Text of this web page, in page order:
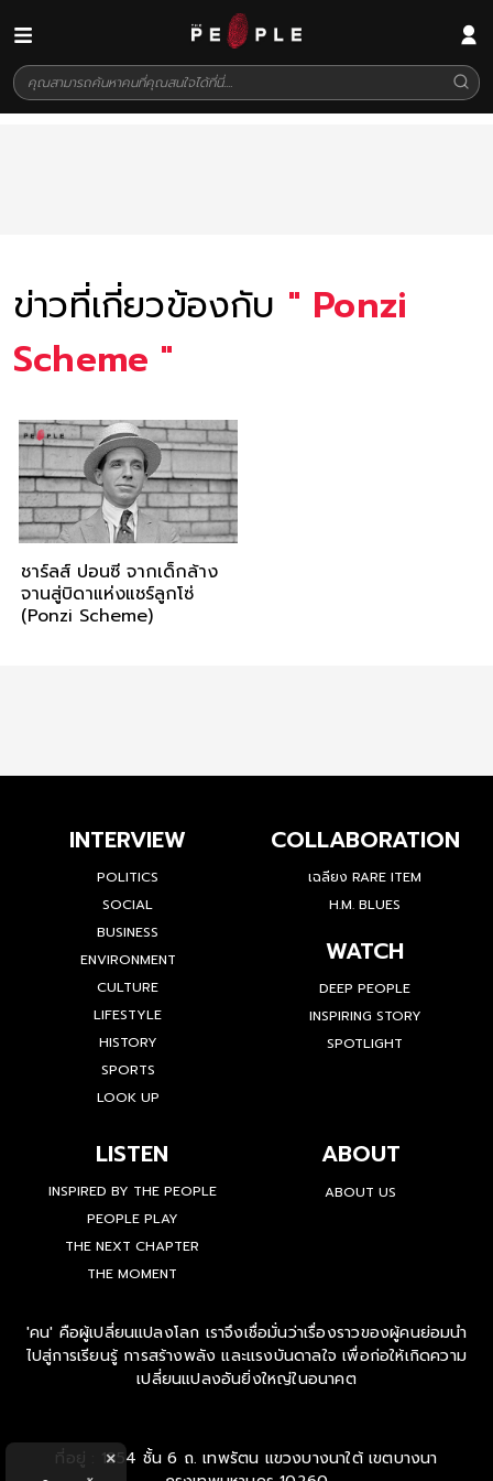
ข่าวที่เกี่ยวข้องกับ " Ponzi
Scheme "
ชาร์ลส์ ปอนซี จากเด็กล้าง
จานสู่บิดาแห่งแชร์ลูกโซ่
(Ponzi Scheme)
INTERVIEW
POLITICS
SOCIAL
BUSINESS
ENVIRONMENT
CULTURE
LIFESTYLE
HISTORY
SPORTS
LOOK UP
COLLABORATION
เฉลียง RARE ITEM
H.M. BLUES
WATCH
DEEP PEOPLE
INSPIRING STORY
SPOTLIGHT
LISTEN
INSPIRED BY THE PEOPLE
PEOPLE PLAY
THE NEXT CHAPTER
THE MOMENT
ABOUT
ABOUT US
'คน' คือผู้เปลี่ยนแปลงโลก เราจึงเชื่อมั่นว่าเรื่องราวของผู้คนย่อมนำ
ไปสู่การเรียนรู้ การสร้างพลัง และแรงบันดาลใจ เพื่อก่อให้เกิดความ
เปลี่ยนแปลงอันยิ่งใหญ่ในอนาคต
ที่อยู่ : 1854 ชั้น 6 ถ. เทพรัตน แขวงบางนาใต้ เขตบางนา
×